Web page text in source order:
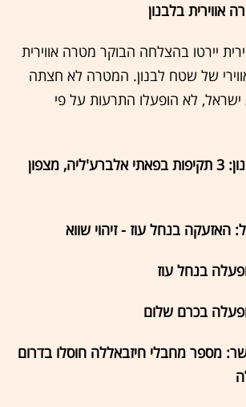
יירטו בהצלחה הבוקר מטרה אווירית
של שטח לבנון. המטרה לא חצתה
לא הופעלו התרעות על פי
12:07 - דיווח בלבנון: 3 תקיפות בפאתי אלברע'ליה, מצפון
מאשר: מספר מחבלי חיזבאללה חוסלו בדרום